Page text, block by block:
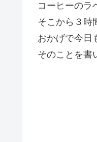
コーヒーのラ
そこから３時
おかげで今日
そのことを書